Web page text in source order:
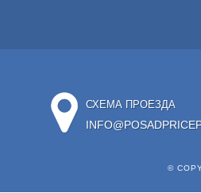
СХЕМА ПРОЕЗДА
©